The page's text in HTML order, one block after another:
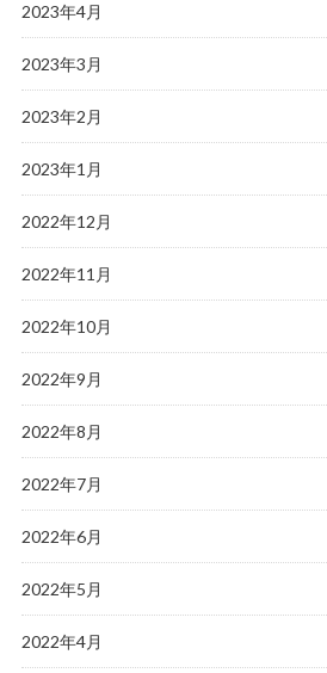
2023年4月
2023年3月
2023年2月
2023年1月
2022年12月
2022年11月
2022年10月
2022年9月
2022年8月
2022年7月
2022年6月
2022年5月
2022年4月